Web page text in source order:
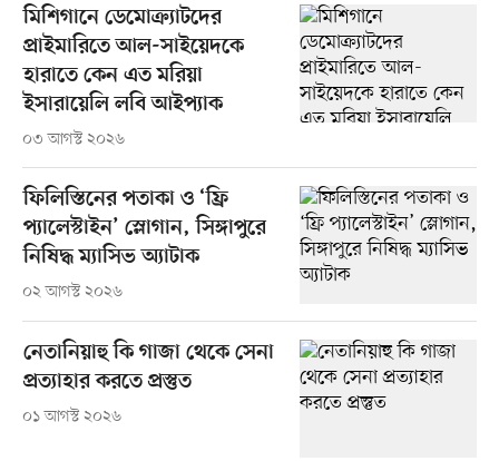
মিশিগানে ডেমোক্র্যাটদের
প্রাইমারিতে আল-সাইয়েদকে
হারাতে কেন এত মরিয়া
ইসারায়েলি লবি আইপ্যাক
০৩ আগস্ট ২০২৬
ফিলিস্তিনের পতাকা ও ‘ফ্রি
প্যালেস্টাইন’ স্লোগান, সিঙ্গাপুরে
নিষিদ্ধ ম্যাসিভ অ্যাটাক
০২ আগস্ট ২০২৬
নেতানিয়াহু কি গাজা থেকে সেনা
প্রত্যাহার করতে প্রস্তুত
০১ আগস্ট ২০২৬